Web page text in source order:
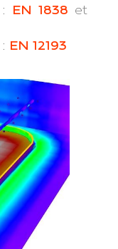
EN 1838 et
EN 12193